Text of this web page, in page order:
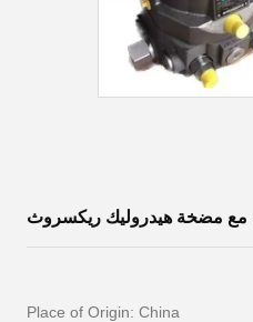
له مع مضخة هيدروليك ريكسروث
Place of Origin: China